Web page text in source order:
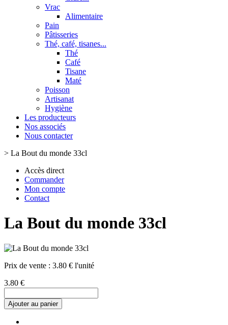
Vrac
Alimentaire
Pain
Pâtisseries
Thé, café, tisanes...
Thé
Café
Tisane
Maté
Poisson
Artisanat
Hygiène
Les producteurs
Nos associés
Nous contacter
> La Bout du monde 33cl
Accès direct
Commander
Mon compte
Contact
La Bout du monde 33cl
Prix de vente : 3.80 € l'unité
3.80 €
Ajouter au panier